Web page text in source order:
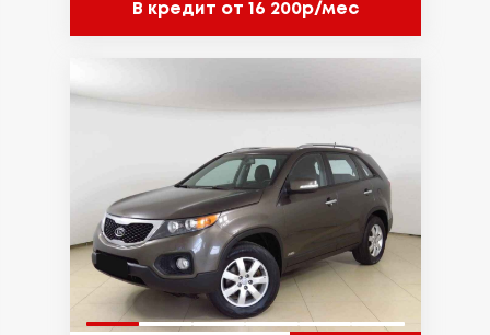
В кредит от 16 200р/мес